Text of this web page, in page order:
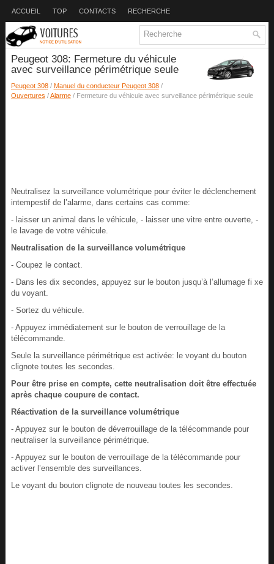
ACCUEIL TOP CONTACTS RECHERCHE
Peugeot 308: Fermeture du véhicule
avec surveillance périmétrique seule
Peugeot 308/ Manuel du conducteur Peugeot 308/
Ouvertures /Alarme/ Fermeture du véhicule avec surveillance périmétrique seule
Neutralisez la surveillance volumétrique pour éviter le déclenchement
intempestif de l’alarme, dans certains cas comme:
- laisser un animal dans le véhicule, - laisser une vitre entre ouverte, -
le lavage de votre véhicule.
Neutralisation de la surveillance volumétrique
- Coupez le contact.
- Dans les dix secondes, appuyez sur le bouton jusqu’à l’allumage fi xe
du voyant.
- Sortez du véhicule.
- Appuyez immédiatement sur le bouton de verrouillage de la
télécommande.
Seule la surveillance périmétrique est activée: le voyant du bouton
clignote toutes les secondes.
Pour être prise en compte, cette neutralisation doit être effectuée
après chaque coupure de contact.
Réactivation de la surveillance volumétrique
- Appuyez sur le bouton de déverrouillage de la télécommande pour
neutraliser la surveillance périmétrique.
- Appuyez sur le bouton de verrouillage de la télécommande pour
activer l’ensemble des surveillances.
Le voyant du bouton clignote de nouveau toutes les secondes.